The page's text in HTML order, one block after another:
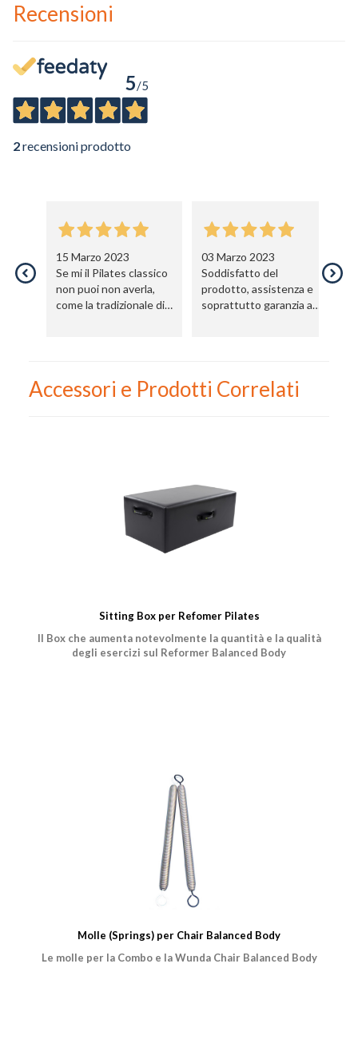
Recensioni
5/5
2recensioni prodotto
15 Marzo 2023
Se mi il Pilates classico
non puoi non averla,
come la tradizionale di
03 Marzo 2023
Soddisfatto del
prodotto, assistenza e
soprattutto garanzia a
Accessori e Prodotti Correlati
Sitting Box per Refomer Pilates
Il Box che aumenta notevolmente la quantità e la qualità
degli esercizi sul Reformer Balanced Body
Molle (Springs) per Chair Balanced Body
Le molle per la Combo e la Wunda Chair Balanced Body